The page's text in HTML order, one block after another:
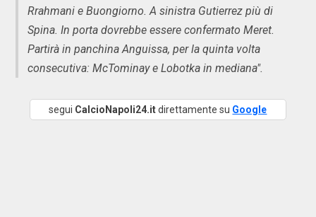
Rrahmani e Buongiorno. A sinistra Gutierrez più di
Spina. In porta dovrebbe essere confermato Meret.
Partirà in panchina Anguissa, per la quinta volta
consecutiva: McTominay e Lobotka in mediana".
segui CalcioNapoli24.itdirettamente su Google